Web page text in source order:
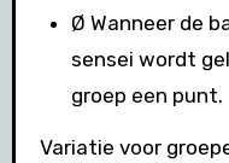
Ø Wanneer de
sensei wordt
groep een punt.
Variatie voor